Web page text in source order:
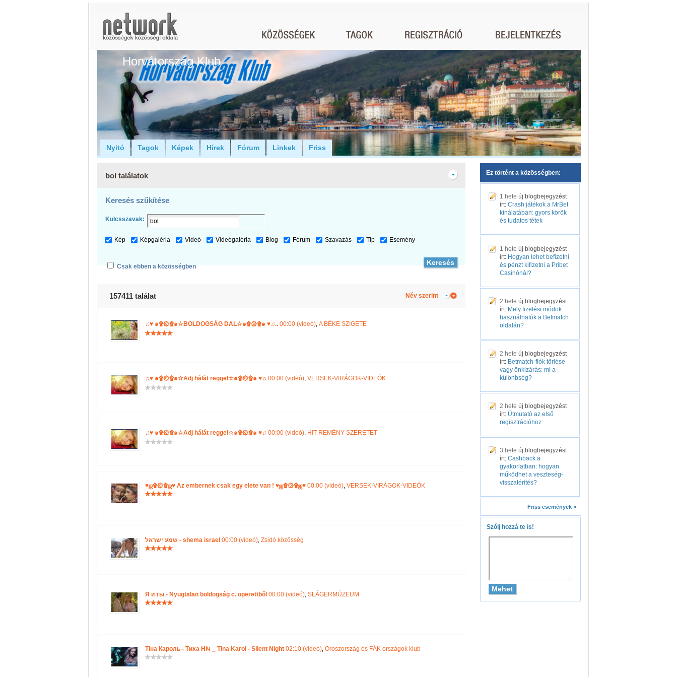
Horvátország Klub
Nyitó Tagok Képek Hírek Fórum Linkek Friss
bol találatok
Keresés szűkítése
Kulcsszavak:
Kép Képgaléria Videó Videógaléria Blog Fórum Szavazás Tip Esemény
Csak ebben a közösségben
157411 találat Név szerint
♫♥ ๑۩۞۩๑☆BOLDOGSÁG DAL☆๑۩۞۩๑ ♥♫.. 00:00 (videó), A BÉKE SZIGETE
♫♥ ๑۩۞۩๑☆Adj hálát reggel☆๑۩۞۩๑ ♥♫ 00:00 (videó), VERSEK-VIRÁGOK-VIDEÓK
♫♥ ๑۩۞۩๑☆Adj hálát reggel☆๑۩۞۩๑ ♥♫ 00:00 (videó), HIT REMÉNY SZERETET
♥ஜ۩۞۩ஜ♥ Az embernek csak egy elete van ! ♥ஜ۩۞۩ஜ♥ 00:00 (videó), VERSEK-VIRÁGOK-VIDEÓK
שמע ישראל - shema israel 00:00 (videó), Zsidó közösség
Я и ты - Nyugtalan boldogság c. operettből 00:00 (videó), SLÁGERMÚZEUM
Тіна Кароль - Тиха Ніч _ Tina Karol - Silent Night 02:10 (videó), Oroszország és FÁK országok klub
Ez történt a közösségben:
1 hete új blogbejegyzést
írt: Crash játékok a MrBet
kínálatában: gyors körök
és tudatos tétek
1 hete új blogbejegyzést
írt: Hogyan lehet befizetni
és pénzt kifizetni a Pribet
Casinónál?
2 hete új blogbejegyzést
írt: Mely fizetési módok
használhatók a Betmatch
oldalán?
2 hete új blogbejegyzést
írt: Betmatch-fiók törlése
vagy önkizárás: mi a
különbség?
2 hete új blogbejegyzést
írt: Útmutató az első
regisztrációhoz
3 hete új blogbejegyzést
írt: Cashback a
gyakorlatban: hogyan
működhet a veszteség-
visszatérítés?
Friss események »
Szólj hozzá te is!